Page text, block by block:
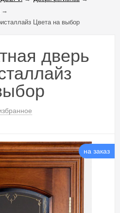
→
Цвета на выбор
дверь
на заказ